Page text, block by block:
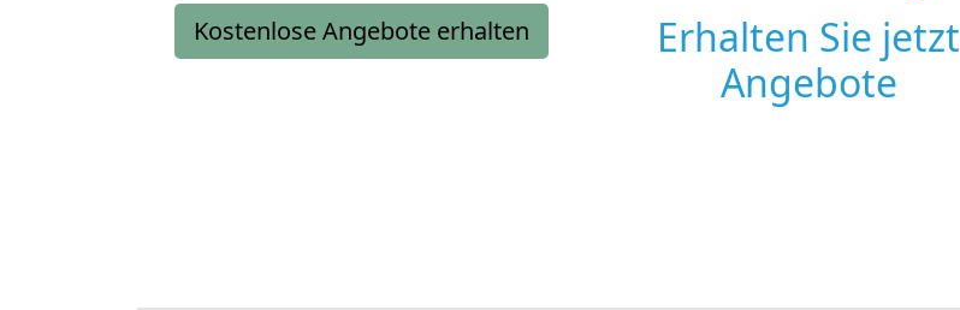
Kostenlose Angebote erhalten
Erhalten Sie jetzt
Angebote